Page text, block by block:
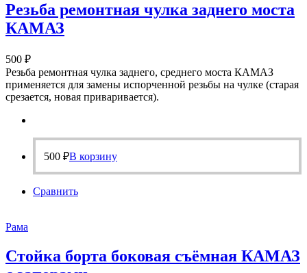
Резьба ремонтная чулка заднего моста
КАМАЗ
500 ₽
Резьба ремонтная чулка заднего, среднего моста КАМАЗ
применяется для замены испорченной резьбы на чулке (старая
срезается, новая приваривается).
500 ₽В корзину
Сравнить
Рама
Стойка борта боковая съёмная КАМАЗ